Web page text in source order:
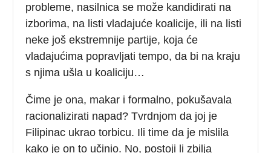
probleme, nasilnica se može kandidirati na
izborima, na listi vladajuće koalicije, ili na listi
neke još ekstremnije partije, koja će
vladajućima popravljati tempo, da bi na kraju
s njima ušla u koaliciju…
Čime je ona, makar i formalno, pokušavala
racionalizirati napad? Tvrdnjom da joj je
Filipinac ukrao torbicu. Ili time da je mislila
kako je on to učinio. No, postoji li zbilja